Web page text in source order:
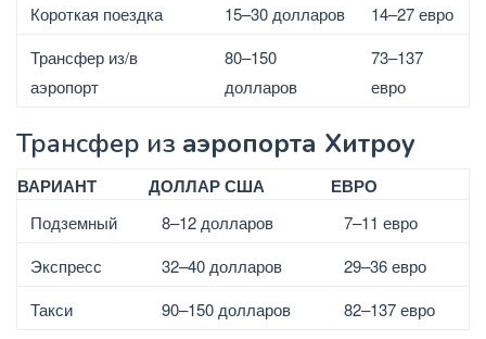
Короткая поездка 15–30 долларов
14–27 евро
Трансфер из/в
аэропорт
80–150
долларов
73–137
евро
Трансфер из аэропорта Хитроу
ВАРИАНТ ДОЛЛАР США ЕВРО
Подземный 8–12 долларов
7–11 евро
Экспресс
32–40 долларов
29–36 евро
Такси
90–150 долларов 82–137 евро